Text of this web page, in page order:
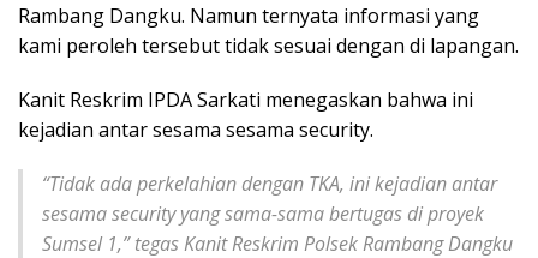
Rambang Dangku. Namun ternyata informasi yang
kami peroleh tersebut tidak sesuai dengan di lapangan.
Kanit Reskrim IPDA Sarkati menegaskan bahwa ini
kejadian antar sesama sesama security.
“Tidak ada perkelahian dengan TKA, ini kejadian antar
sesama security yang sama-sama bertugas di proyek
Sumsel 1,” tegas Kanit Reskrim Polsek Rambang Dangku